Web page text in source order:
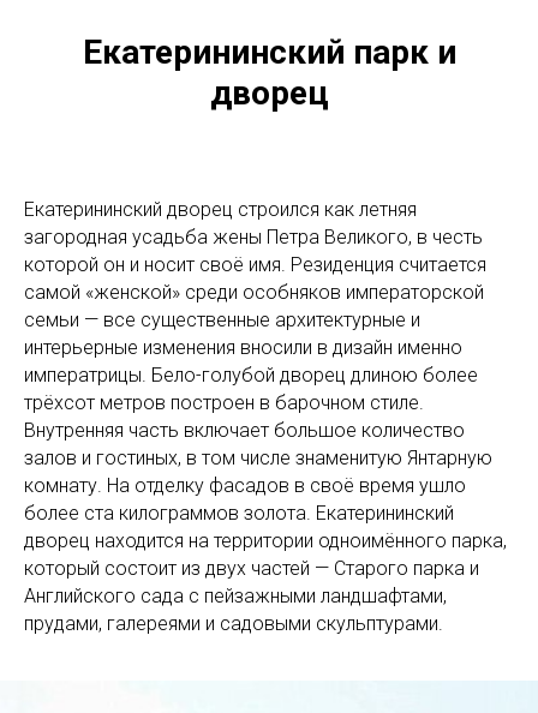
Екатерининский парк и
дворец
Екатерининский дворец строился как летняя
загородная усадьба жены Петра Великого, в честь
которой он и носит своё имя. Резиденция считается
самой «женской» среди особняков императорской
семьи — все существенные архитектурные и
интерьерные изменения вносили в дизайн именно
императрицы. Бело-голубой дворец длиною более
трёхсот метров построен в барочном стиле.
Внутренняя часть включает большое количество
залов и гостиных, в том числе знаменитую Янтарную
комнату. На отделку фасадов в своё время ушло
более ста килограммов золота. Екатерининский
дворец находится на территории одноимённого парка,
который состоит из двух частей — Старого парка и
Английского сада с пейзажными ландшафтами,
прудами, галереями и садовыми скульптурами.